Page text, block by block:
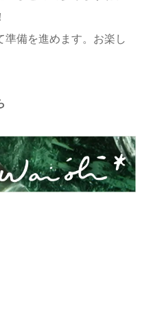
準備を進めます。お楽し